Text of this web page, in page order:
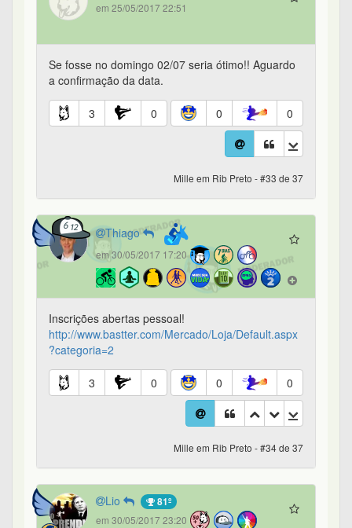
em 25/05/2017 22:51
Se fosse no domingo 02/07 seria ótimo!! Aguardo
a confirmação da data.
3 0 0 0
Mille em Rib Preto - #33 de 37
Thiago
em 30/05/2017 17:20
Inscrições abertas pessoal!
http://www.bastter.com/Mercado/Loja/Default.aspx
?categoria=2
3 0 0 0
Mille em Rib Preto - #34 de 37
Lio 81º
em 30/05/2017 23:20